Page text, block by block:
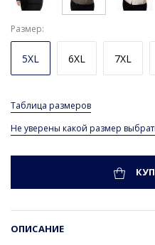
Размер
5XL 6XL 7XL
Таблица размеров
Не уверены какой размер
ОПИСАНИЕ